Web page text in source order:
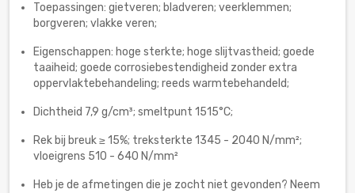
Toepassingen: gietveren; bladveren; veerklemmen;
borgveren; vlakke veren;
Eigenschappen: hoge sterkte; hoge slijtvastheid; goede
taaiheid; goede corrosiebestendigheid zonder extra
oppervlaktebehandeling; reeds warmtebehandeld;
Dichtheid 7,9 g/cm³; smeltpunt 1515°C;
Rek bij breuk ≥ 15%; treksterkte 1345 - 2040 N/mm²;
vloeigrens 510 - 640 N/mm²
Heb je de afmetingen die je zocht niet gevonden? Neem